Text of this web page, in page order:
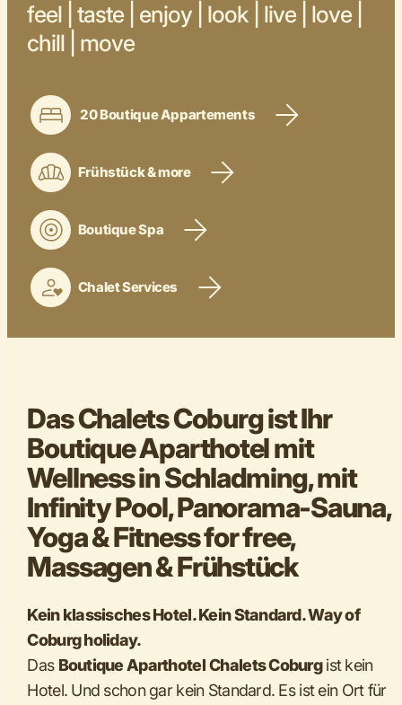
feel | taste | enjoy | look | live | love |
chill | move
20 Boutique Appartements
Frühstück & more
Boutique Spa
Chalet Services
Das Chalets Coburg ist Ihr
Boutique Aparthotel mit
Wellness in Schladming, mit
Infinity Pool, Panorama-Sauna,
Yoga & Fitness for free,
Massagen & Frühstück
Kein klassisches Hotel. Kein Standard. Way of
Coburg holiday.
Das Boutique Aparthotel Chalets Coburgist kein
Hotel. Und schon gar kein Standard. Es ist ein Ort für